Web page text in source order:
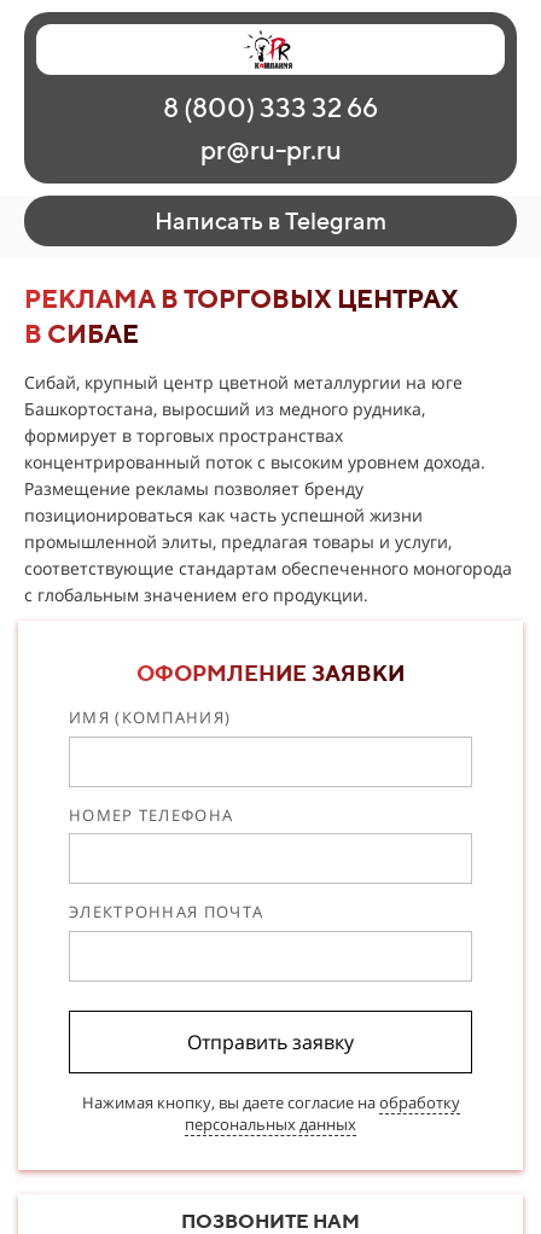
Главная
Наши работы
О рекламе
Регионы
Контакты
8 (800) 333 32 66
pr@ru-pr.ru
Написать в Telegram
РЕКЛАМА В ТОРГОВЫХ ЦЕНТРАХ
В СИБАЕ
Сибай, крупный центр цветной металлургии на юге
Башкортостана, выросший из медного рудника,
формирует в торговых пространствах
концентрированный поток с высоким уровнем дохода.
Размещение рекламы позволяет бренду
позиционироваться как часть успешной жизни
промышленной элиты, предлагая товары и услуги,
соответствующие стандартам обеспеченного моногорода
с глобальным значением его продукции.
ОФОРМЛЕНИЕ ЗАЯВКИ
ИМЯ (КОМПАНИЯ)
НОМЕР ТЕЛЕФОНА
ЭЛЕКТРОННАЯ ПОЧТА
Отправить заявку
Нажимая кнопку, вы даете согласие наобработку
персональных данных
ПОЗВОНИТЕ НАМ